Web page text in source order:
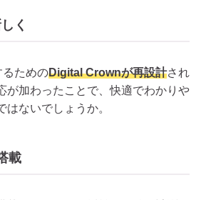
く
るためのDigital Crownが再設計され
が加わったことで、快適でわかりや
ないでしょうか。
載